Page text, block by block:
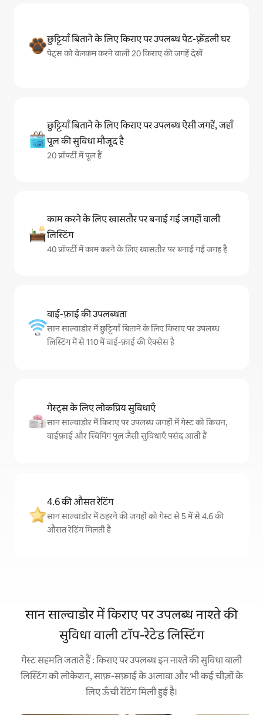
छुट्टियाँ बिताने के लिए किराए पर उपलब्ध पेट-फ़्रेंडली घर
पेट्स को वेलकम करने वाली 20 किराए की जगहें देखें
छुट्टियाँ बिताने के लिए किराए पर उपलब्ध ऐसी जगहें, जहाँ
पूल की सुविधा मौजूद है
20 प्रॉपर्टी में पूल हैं
काम करने के लिए खासतौर पर बनाई गई जगहों वाली
लिस्टिंग
40 प्रॉपर्टी में काम करने के लिए खासतौर पर बनाई गई जगह है
वाई-फ़ाई की उपलब्धता
सान साल्वाडोर में छुट्टियाँ बिताने के लिए किराए पर उपलब्ध
लिस्टिंग में से 110 में वाई-फ़ाई की ऐक्सेस है
गेस्ट्स के लिए लोकप्रिय सुविधाएँ
सान साल्वाडोर में किराए पर उपलब्ध जगहों में गेस्ट को किचन,
वाईफ़ाई और स्विमिंग पूल जैसी सुविधाएँ पसंद आती हैं
4.6 की औसत रेटिंग
सान साल्वाडोर में ठहरने की जगहों को गेस्ट से 5 में से 4.6 की
औसत रेटिंग मिलती है
सान साल्वाडोर में किराए पर उपलब्ध नाश्ते की
सुविधा वाली टॉप-रेटेड लिस्टिंग
गेस्ट सहमति जताते हैं : किराए पर उपलब्ध इन नाश्ते की सुविधा वाली
लिस्टिंग को लोकेशन, साफ़-सफ़ाई के अलावा और भी कई चीज़ों के
लिए ऊँची रेटिंग मिली हुई है।